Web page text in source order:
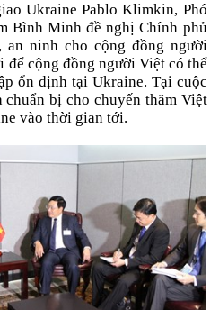
Ukraine Pablo Klimkin, Phó
Bình Minh đề nghị Chính phủ
an ninh cho cộng đồng người
để cộng đồng người Việt có thể
ổn định tại Ukraine. Tại cuộc
bị cho chuyến thăm Việt
vào thời gian tới.